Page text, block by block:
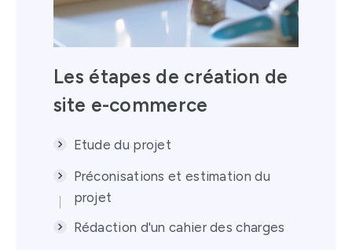
Les étapes de création de
site e-commerce
Etude du projet
Préconisations et estimation du
projet
Rédaction d'un cahier des charges